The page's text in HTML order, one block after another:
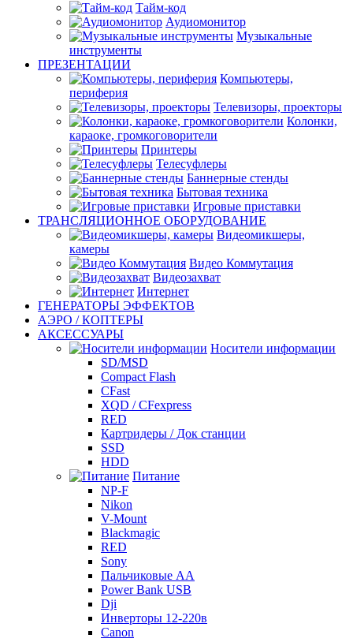
Тайм-код
Аудиомонитор
Музыкальные
инструменты
ПРЕЗЕНТАЦИИ
Компьютеры,
периферия
Телевизоры, проекторы
Колонки,
караоке, громкоговорители
Принтеры
Телесуфлеры
Баннерные стенды
Бытовая техника
Игровые приставки
ТРАНСЛЯЦИОННОЕ ОБОРУДОВАНИЕ
Видеомикшеры,
камеры
Видео Коммутация
Видеозахват
Интернет
ГЕНЕРАТОРЫ ЭФФЕКТОВ
АЭРО / КОПТЕРЫ
АКСЕССУАРЫ
Носители информации
SD/MSD
Compact Flash
CFast
XQD / CFexpress
RED
Картридеры / Док станции
SSD
HDD
Питание
NP-F
Nikon
V-Mount
Blackmagic
RED
Sony
Пальчиковые AA
Power Bank USB
Dji
Инверторы 12-220в
Canon